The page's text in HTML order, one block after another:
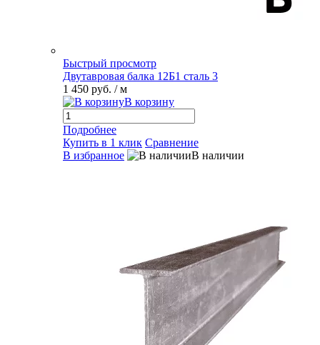
Быстрый просмотр
Двутавровая балка 12Б1 сталь 3
1 450 руб. / м
В корзину
Подробнее
Купить в 1 клик Сравнение
В избранное
В наличии